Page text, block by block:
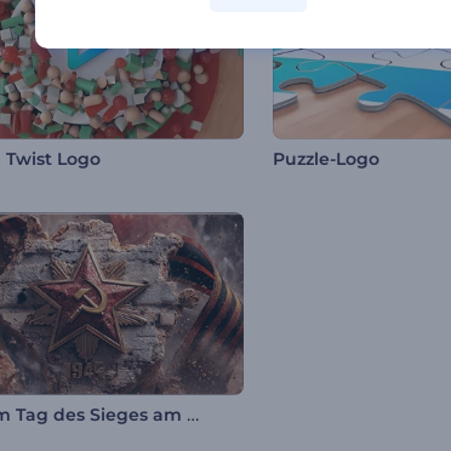
Twist Logo Puzzle-Logo
Intro zum Tag des Sieges am 9. Mai